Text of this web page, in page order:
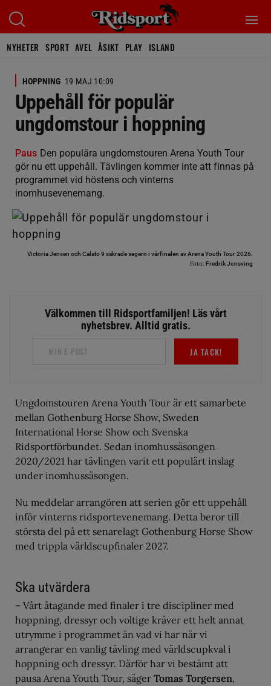
NYHETER SPORT AVEL ÅSIKT PLAY ISLAND
HOPPNING 19 MAJ 10:09
Uppehåll för populär
ungdomstour i hoppning
Paus Den populära ungdomstouren Arena Youth Tour
gör nu ett uppehåll. Tävlingen kommer inte att finnas på
programmet vid höstens och vinterns
inomhusevenemang.
Victoria Jensen och Calato 9 säkrade segern i vårfinalen av Arena Youth Tour 2026.
Foto: Fredrik Jonsving
Välkommen till Ridsportfamiljen! Läs vårt
nyhetsbrev. Alltid gratis.
JA TACK!
Ungdomstouren Arena Youth Tour är ett samarbete
mellan Gothenburg Horse Show, Sweden
International Horse Show och Svenska
Ridsportförbundet. Sedan inomhussäsongen
2020/2021 har tävlingen varit ett populärt inslag
under inomhussäsongen.
Nu meddelar arrangören att serien gör ett uppehåll
inför vinterns ridsportevenemang. Detta beror till
största del på ett senarelagt Gothenburg Horse Show
med trippla världscupfinaler 2027.
Ska utvärdera
– Vårt åtagande med finaler i tre discipliner med
hoppning, dressyr och voltige kräver ett helt annat
utrymme i programmet än vad vi har när vi
arrangerar en vanlig tävling med världscupkval i
hoppning och dressyr. Därför har vi bestämt att
pausa Arena Youth Tour, säger Tomas Torgersen,